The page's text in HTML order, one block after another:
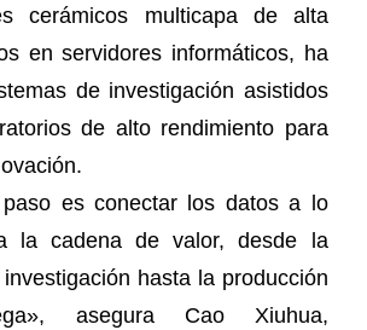
cerámicos multicapa de alta
en servidores informáticos, ha
de investigación asistidos
de alto rendimiento para
es conectar los datos a lo
la cadena de valor, desde la
hasta la producción
asegura Cao Xiuhua,